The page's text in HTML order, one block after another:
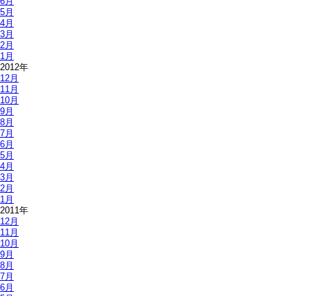
5月
4月
3月
2月
1月
2012年
12月
11月
10月
9月
8月
7月
6月
5月
4月
3月
2月
1月
2011年
12月
11月
10月
9月
8月
7月
6月